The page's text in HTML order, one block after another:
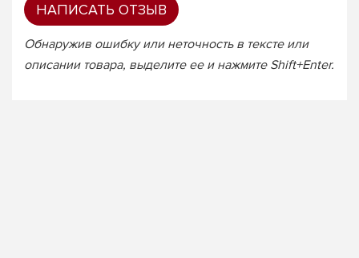
НАПИСАТЬ ОТЗЫВ
Обнаружив ошибку или неточность в тексте или
описании товара, выделите ее и нажмите Shift+Enter.